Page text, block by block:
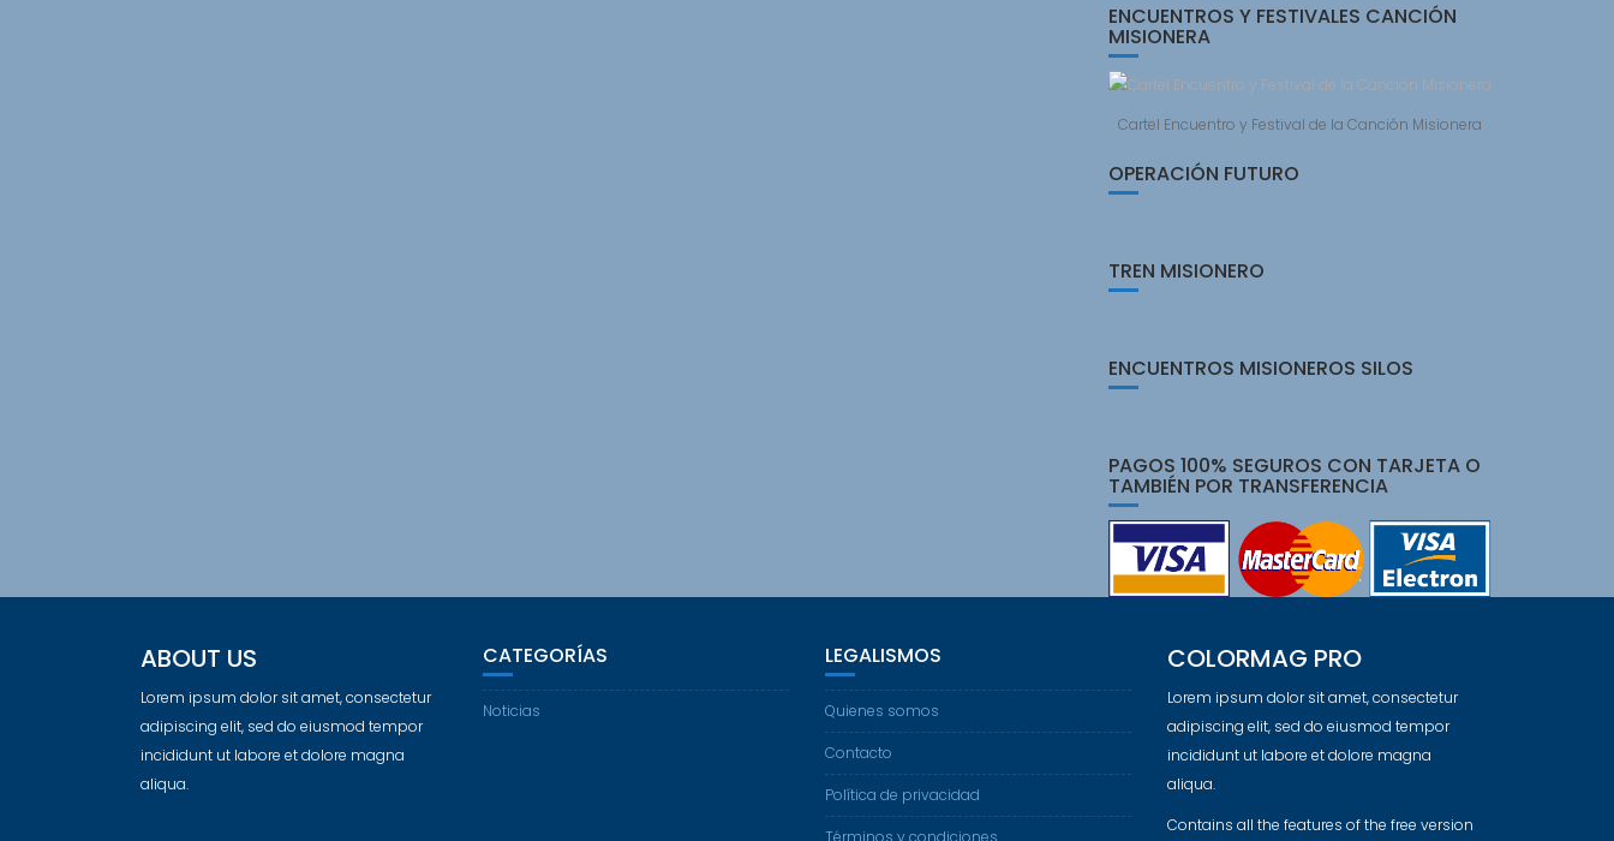
ENCUENTROS Y FESTIVALES CANCIÓN
MISIONERA
Cartel Encuentro y Festival de la Canción Misionera
OPERACIÓN FUTURO
TREN MISIONERO
ENCUENTROS MISIONEROS SILOS
PAGOS 100% SEGUROS CON TARJETA O
TAMBIÉN POR TRANSFERENCIA
ABOUT US
Lorem ipsum dolor sit amet, consectetur
adipiscing elit, sed do eiusmod tempor
incididunt ut labore et dolore magna
aliqua.
CATEGORÍAS
Noticias
LEGALISMOS
Quienes somos
Contacto
Política de privacidad
Términos y condiciones
COLORMAG PRO
Lorem ipsum dolor sit amet, consectetur
adipiscing elit, sed do eiusmod tempor
incididunt ut labore et dolore magna
aliqua.
Contains all the features of the free version